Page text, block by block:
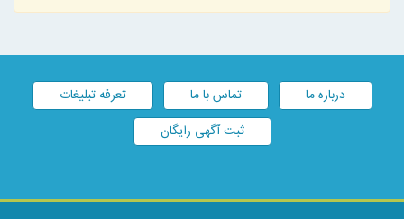
درباره ما تماس با ما
تعرفه تبلیغات
ثبت آگهی رایگان